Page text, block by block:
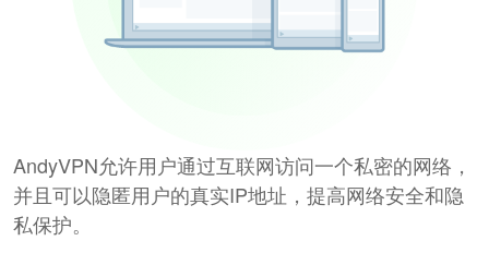
AndyVPN允许用户通过互联网访问一个私密的网络，
并且可以隐匿用户的真实IP地址，提高网络安全和隐
私保护。